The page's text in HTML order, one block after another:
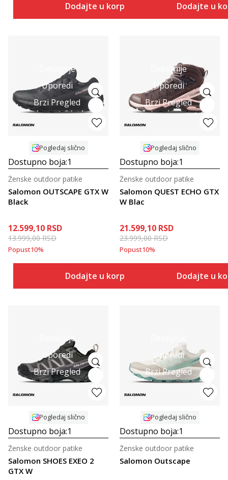
Dodajte u korpu Dodajte u
Detaljnije
Uporedi
Brzi Pregled
Pogledaj slično
Dostupno boja:1
Salomon OUTSCAPE GTX W
Black
Ženske outdoor patike
12.599,10 RSD
13.999,00RSD
Popust10%
Dodajte u korpu
Detaljnije
Uporedi
Brzi Pregled
Pogledaj slično
Dostupno boja:1
Salomon QUEST ECHO GTX
W Blac
Ženske outdoor patike
21.599,10 RSD
23.999,00RSD
Popust10%
Dodajte u
Detaljnije
Uporedi
Brzi Pregled
Pogledaj slično
Dostupno boja:1
Salomon SHOES EXEO 2
GTX W
Ženske outdoor patike
Uporedi
Brzi Pregled
Pogledaj slično
Dostupno boja:1
Salomon Outscape
Ženske outdoor patike